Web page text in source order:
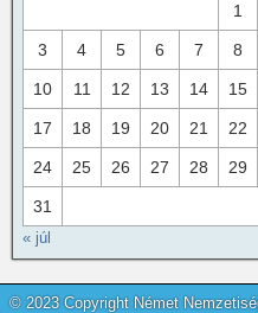
1
3 4 5 6 7 8
10 11 12 13 14 15
17 18 19 20 21 22
24 25 26 27 28 29
31
« júl
© 2023 Copyright Német